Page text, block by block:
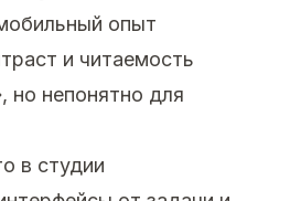
опыт
и читаемость
но непонятно для
в студии